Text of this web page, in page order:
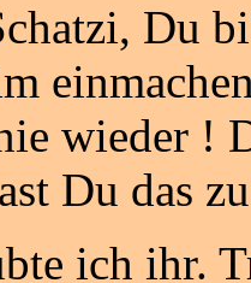
Du
wieder !
Du das
ich ihr.